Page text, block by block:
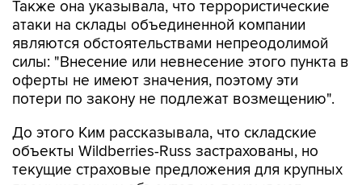
являются обстоятельствами непреодолимой
силы: "Внесение или невнесение этого пункта в
оферты не имеют значения, поэтому эти
потери по закону не подлежат возмещению".
До этого Ким рассказывала, что складские
текущие страховые предложения для крупных
промышленных объектов не покрывают
террористические риски и риски атак БПЛА.